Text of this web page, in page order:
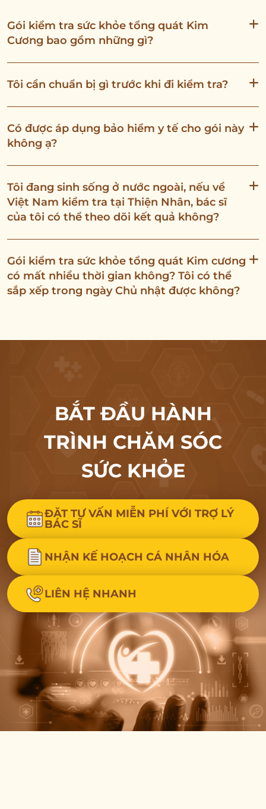
Gói kiểm tra sức khỏe tổng quát Kim
Cương bao gồm những gì?
Tôi cần chuẩn bị gì trước khi đi kiểm tra?
Có được áp dụng bảo hiểm y tế cho gói này
không ạ?
Tôi đang sinh sống ở nước ngoài, nếu về
Việt Nam kiểm tra tại Thiện Nhân, bác sĩ
của tôi có thể theo dõi kết quả không?
Gói kiểm tra sức khỏe tổng quát Kim cương
có mất nhiều thời gian không? Tôi có thể
sắp xếp trong ngày Chủ nhật được không?
BẮT ĐẦU HÀNH
TRÌNH CHĂM SÓC
SỨC KHỎE
ĐẶT TƯ VẤN MIỄN PHÍ VỚI TRỢ LÝ
BÁC SĨ
NHẬN KẾ HOẠCH CÁ NHÂN HÓA
LIÊN HỆ NHANH